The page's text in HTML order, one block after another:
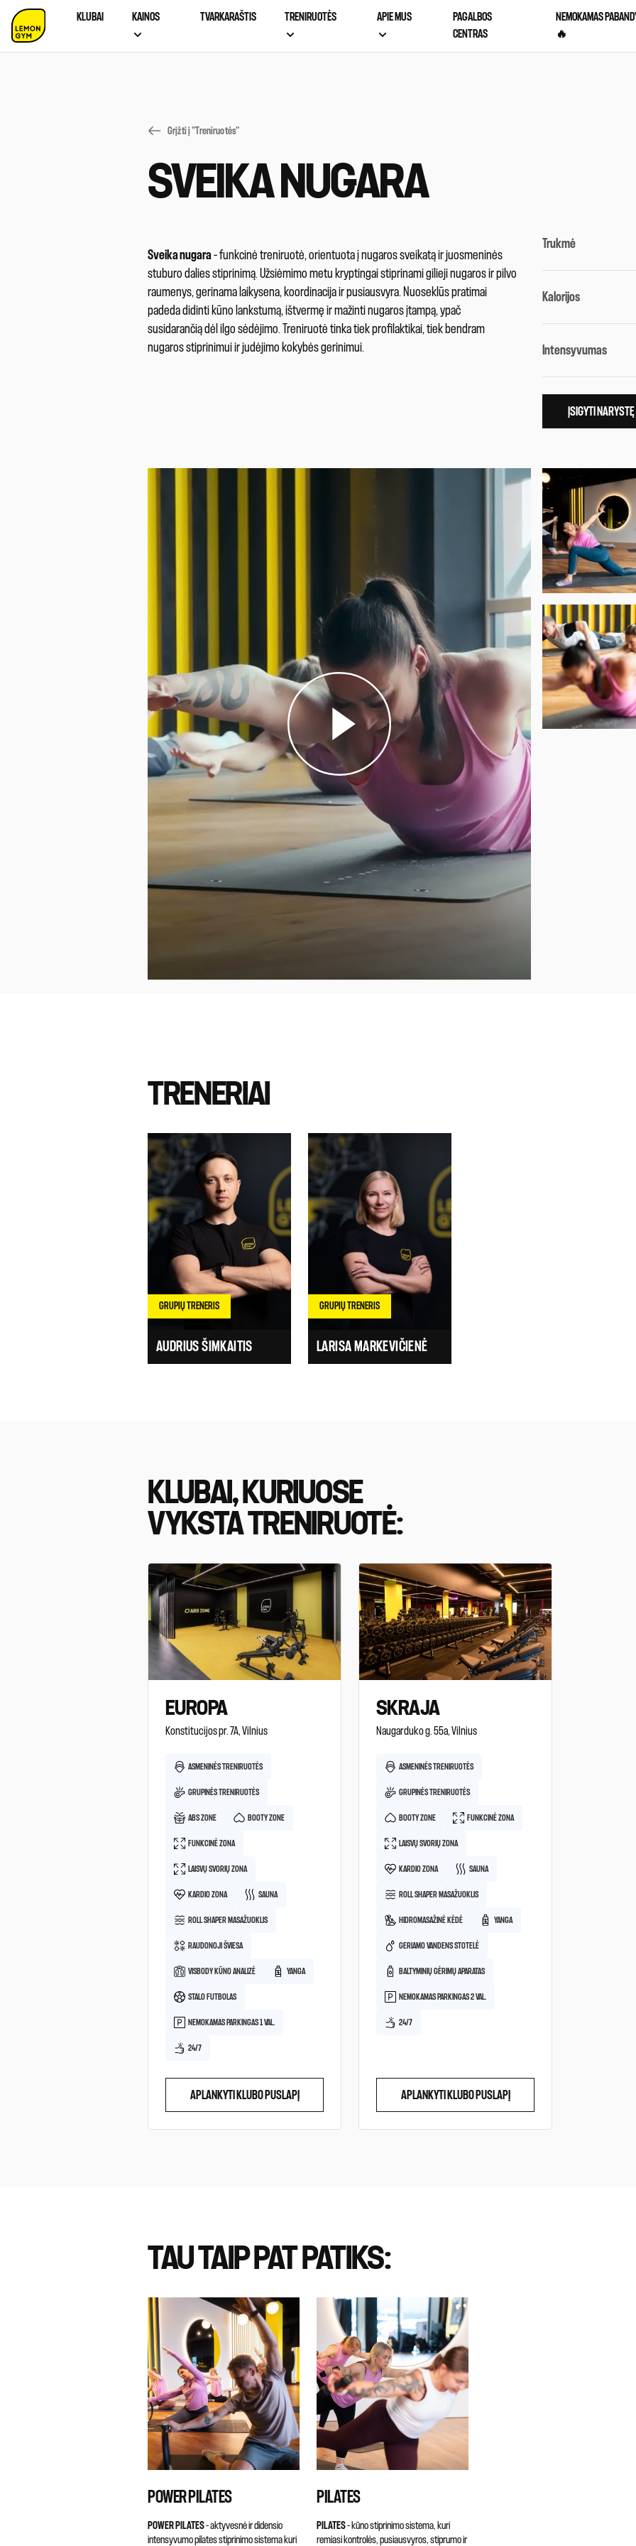
KLUBAI KAINOS TVARKARAŠTIS TRENIRUOTĖS APIE MUS
PAGALBOS
CENTRAS
NEMOKAMAS
🔥
Grįžti į "Treniruotės"
SVEIKA NUGARA
Sveika nugara – funkcinė treniruotė, orientuota į nugaros sveikatą ir juosmeninės
stuburo dalies stiprinimą. Užsiėmimo metu kryptingai stiprinami gilieji nugaros ir pilvo
raumenys, gerinama laikysena, koordinacija ir pusiausvyra. Nuoseklūs pratimai
padeda didinti kūno lankstumą, ištvermę ir mažinti nugaros įtampą, ypač
susidarančią dėl ilgo sėdėjimo. Treniruotė tinka tiek profilaktikai, tiek bendram
nugaros stiprinimui ir judėjimo kokybės gerinimui.
Trukmė
Kalorijos
Intensyvumas
ĮSIGYTI NARYSTĘ
TRENERIAI
GRUPIŲ TRENERIS
AUDRIUS ŠIMKAITIS
GRUPIŲ TRENERIS
LARISA MARKEVIČIENĖ
KLUBAI, KURIUOSE
VYKSTA TRENIRUOTĖ:
EUROPA
Konstitucijos pr. 7A, Vilnius
ASMENINĖS TRENIRUOTĖS
GRUPINĖS TRENIRUOTĖS
ABS ZONE BOOTY ZONE
FUNKCINĖ ZONA
LAISVŲ SVORIŲ ZONA
KARDIO ZONA SAUNA
ROLL SHAPER MASAŽUOKLIS
RAUDONOJI ŠVIESA
VISBODY KŪNO ANALIZĖ YANGA
STALO FUTBOLAS
NEMOKAMAS PARKINGAS 1 VAL.
24/7
APLANKYTI KLUBO PUSLAPĮ
SKRAJA
Naugarduko g. 55a, Vilnius
ASMENINĖS TRENIRUOTĖS
GRUPINĖS TRENIRUOTĖS
BOOTY ZONE FUNKCINĖ ZONA
LAISVŲ SVORIŲ ZONA
KARDIO ZONA SAUNA
ROLL SHAPER MASAŽUOKLIS
HIDROMASAŽINĖ KĖDĖ YANGA
GERIAMO VANDENS STOTELĖ
BALTYMINIŲ GĖRIMŲ APARATAS
NEMOKAMAS PARKINGAS 2 VAL.
24/7
APLANKYTI KLUBO PUSLAPĮ
TAU TAIP PAT PATIKS:
POWER PILATES
POWER PILATES– aktyvesnė ir didensio
intensyvumo pilates stiprinimo sistema kuri
PILATES
PILATES– kūno stiprinimo sistema, kuri
remiasi kontrolės, pusiausvyros, stiprumo ir